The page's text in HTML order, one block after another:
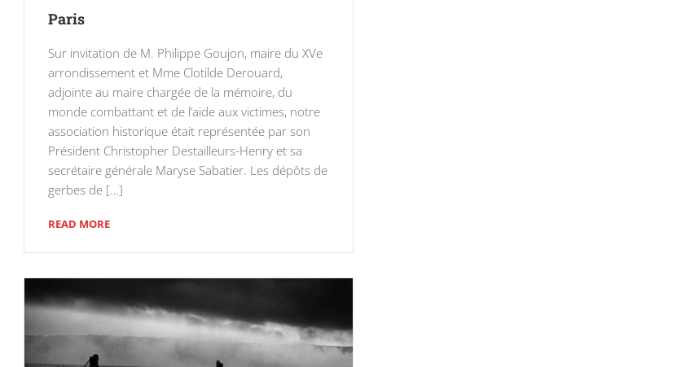
Paris
Sur invitation de M. Philippe Goujon, maire du XVe
arrondissement et Mme Clotilde Derouard,
adjointe au maire chargée de la mémoire, du
monde combattant et de l’aide aux victimes, notre
association historique était représentée par son
Président Christopher Destailleurs-Henry et sa
secrétaire générale Maryse Sabatier. Les dépôts de
gerbes de […]
READ MORE